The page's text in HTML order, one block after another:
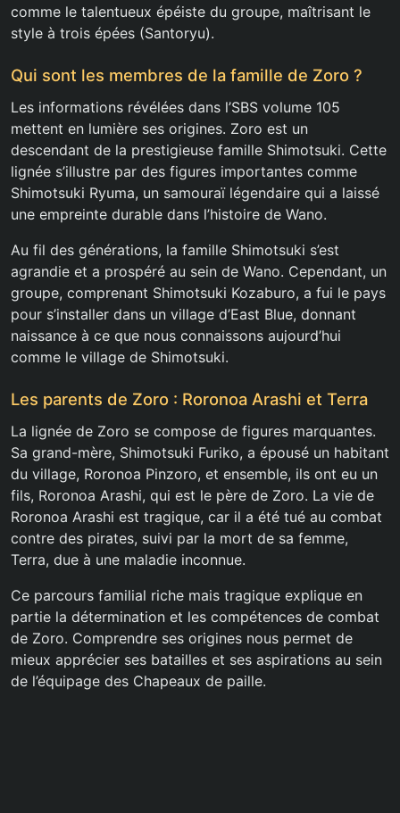
comme le talentueux épéiste du groupe, maîtrisant le
style à trois épées (Santoryu).
Qui sont les membres de la famille de Zoro ?
Les informations révélées dans l’SBS volume 105
mettent en lumière ses origines. Zoro est un
descendant de la prestigieuse famille Shimotsuki. Cette
lignée s’illustre par des figures importantes comme
Shimotsuki Ryuma, un samouraï légendaire qui a laissé
une empreinte durable dans l’histoire de Wano.
Au fil des générations, la famille Shimotsuki s’est
agrandie et a prospéré au sein de Wano. Cependant, un
groupe, comprenant Shimotsuki Kozaburo, a fui le pays
pour s’installer dans un village d’East Blue, donnant
naissance à ce que nous connaissons aujourd’hui
comme le village de Shimotsuki.
Les parents de Zoro : Roronoa Arashi et Terra
La lignée de Zoro se compose de figures marquantes.
Sa grand-mère, Shimotsuki Furiko, a épousé un habitant
du village, Roronoa Pinzoro, et ensemble, ils ont eu un
fils, Roronoa Arashi, qui est le père de Zoro. La vie de
Roronoa Arashi est tragique, car il a été tué au combat
contre des pirates, suivi par la mort de sa femme,
Terra, due à une maladie inconnue.
Ce parcours familial riche mais tragique explique en
partie la détermination et les compétences de combat
de Zoro. Comprendre ses origines nous permet de
mieux apprécier ses batailles et ses aspirations au sein
de l’équipage des Chapeaux de paille.